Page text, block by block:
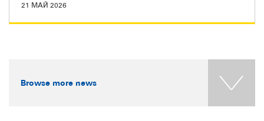
21 МАЙ 2026
Browse more news